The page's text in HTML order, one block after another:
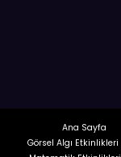
Ana Sayfa
Görsel Algı Etkinlikleri